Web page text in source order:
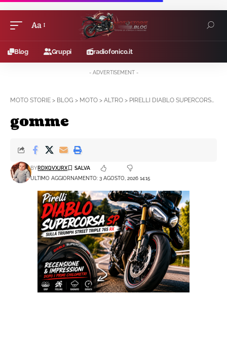
Font
Aa
Blog Gruppi radiofonico.it
- ADVERTISEMENT -
MOTO STORIE > BLOG > MOTO > ALTRO > PIRELLI DIABLO SUPERCORSA SP SULLA TRIUMPH STREET TRIPLE 765 RX: IMPRESSIONI DOPO I PRIMI CHILOMETRI
gomme
ULTIMO AGGIORNAMENTO: 3 AGOSTO, 2026 14:15
BY RDXQVXJRX